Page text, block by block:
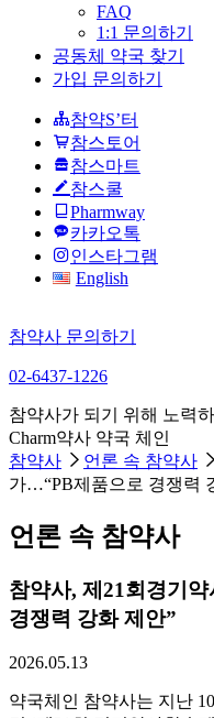
FAQ
1:1 문의하기
공동체 약국 찾기
가입 문의하기
참약S’터
참스토어
참스마트
참스쿨
Pharmway
카카오톡
인스타그램
English
참약사 문의하기
02-6437-1226
참약사가 되기 위해 노력
Charm약사 약국 체인
참약사
언론 속 참약사
가…“PB제품으로 경쟁력
언론 속 참약사
참약사, 제21회경기
경쟁력 강화 제안”
2026.05.13
약국체인 참약사는 지난